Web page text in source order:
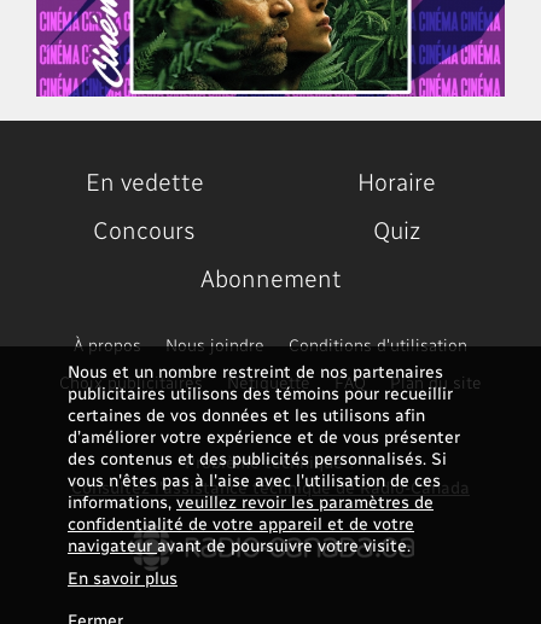
Nous et un nombre restreint de nos partenaires
publicitaires utilisons des témoins pour recueillir
certaines de vos données et les utilisons afin
d’améliorer votre expérience et de vous présenter
des contenus et des publicités personnalisés. Si
vous n'êtes pas à l'aise avec l'utilisation de ces
informations,veuillez revoir les paramètres de
confidentialité de votre appareil et de votre
navigateuravant de poursuivre votre visite.
En savoir plus
Fermer
En vedette
Horaire
Concours
Quiz
Abonnement
À propos Nous joindre
Conditions d'utilisation
Choix publicitaires
Nétiquette FAQ Plan du site
Problème technique ?
Consultez l'assistance technique de Radio-Canada